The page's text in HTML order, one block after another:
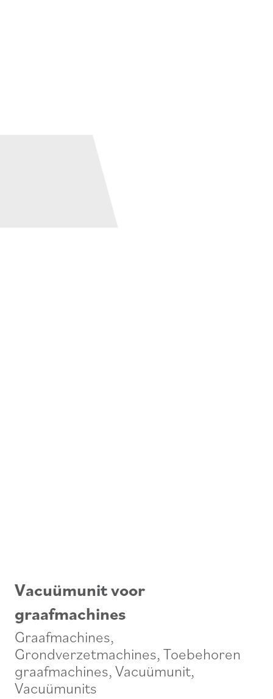
Vacuümunit voor
graafmachines
Graafmachines,
Grondverzetmachines,Toebehoren
graafmachines,Vacuümunit,
Vacuümunits